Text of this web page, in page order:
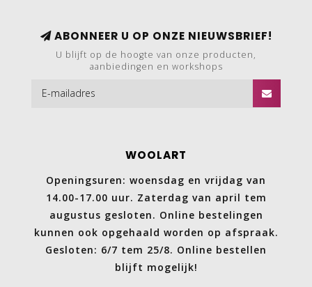
ABONNEER U OP ONZE NIEUWSBRIEF!
U blijft op de hoogte van onze producten,
aanbiedingen en workshops
WOOLART
Openingsuren: woensdag en vrijdag van
14.00-17.00 uur. Zaterdag van april tem
augustus gesloten. Online bestelingen
kunnen ook opgehaald worden op afspraak.
Gesloten: 6/7 tem 25/8. Online bestellen
blijft mogelijk!